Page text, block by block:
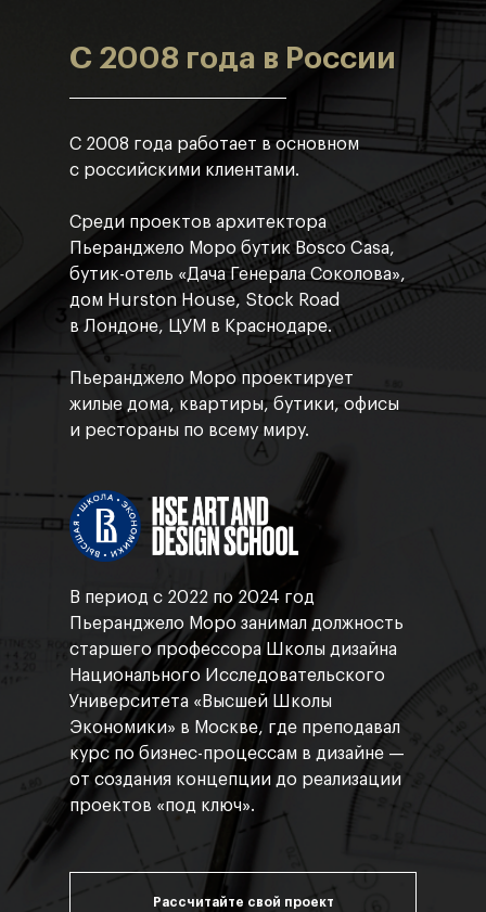
В период с 2022 по 2024 год
Пьеранджело Моро занимал должность
старшего профессора Школы дизайна
Национального Исследовательского
Университета «Высшей Школы
Экономики» в Москве, где преподавал
курс по бизнес-процессам в дизайне —
от создания концепции до реализации
проектов «под ключ».
С 2008 года работает в основном
с российскими клиентами.
Среди проектов архитектора
Пьеранджело Моро бутик Bosco Casa,
бутик-отель «Дача Генерала Соколова»,
дом Hurston House, Stock Road
в Лондоне, ЦУМ в Краснодаре.
Пьеранджело Моро проектирует
жилые дома, квартиры, бутики, офисы
и рестораны по всему миру.
C 2008 года в России
Рассчитайте свой проект